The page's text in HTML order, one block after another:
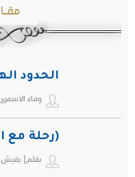
الحدود
وفاء
(رحلة مع
بقلم| بقيش